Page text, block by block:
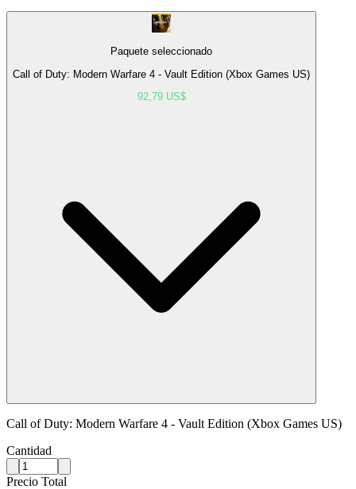
Paquete seleccionado
Call of Duty: Modern Warfare 4 - Vault Edition (Xbox Games US)
92,79 US$
Call of Duty: Modern Warfare 4 - Vault Edition (Xbox Games US)
Cantidad
Precio Total